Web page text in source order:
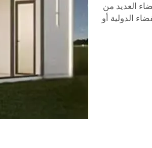
العديد من
الدولية أو